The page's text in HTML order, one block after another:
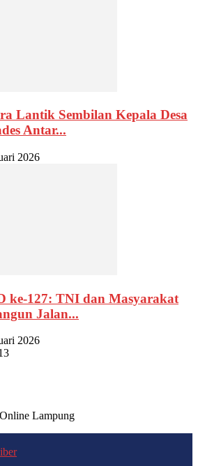
Lantik Sembilan Kepala Desa
Antar...
2026
ke-127: TNI dan Masyarakat
Jalan...
2026
Lampung